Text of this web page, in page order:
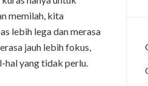
memilah, kita
lebih lega dan merasa
jauh lebih fokus,
hal yang tidak perlu.